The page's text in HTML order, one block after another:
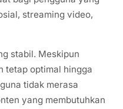
streaming video,
stabil. Meskipun
tetap optimal hingga
tidak merasa
yang membutuhkan